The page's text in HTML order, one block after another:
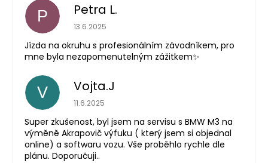
P Petra L.
The store rating is 5 out of 5 stars.
13.6.2025
Jízda na okruhu s profesionálním závodníkem, pro
mne byla nezapomenutelným zážitkem✨
V Vojta.J
The store rating is 5 out of 5 stars.
11.6.2025
Super zkušenost, byl jsem na servisu s BMW M3 na
výměně Akrapovič výfuku ( který jsem si objednal
online) a softwaru vozu. Vše proběhlo rychle dle
plánu. Doporučuji..